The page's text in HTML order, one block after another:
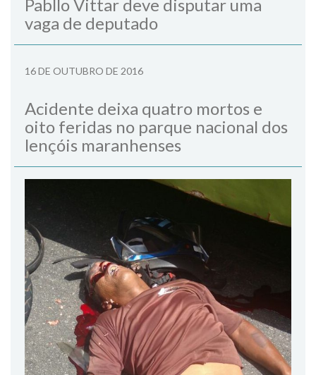
Pabllo Vittar deve disputar uma
vaga de deputado
16 DE OUTUBRO DE 2016
Acidente deixa quatro mortos e
oito feridas no parque nacional dos
lençóis maranhenses